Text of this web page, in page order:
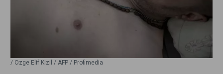
/ Ozge Elif Kizil / AFP / Profimedia